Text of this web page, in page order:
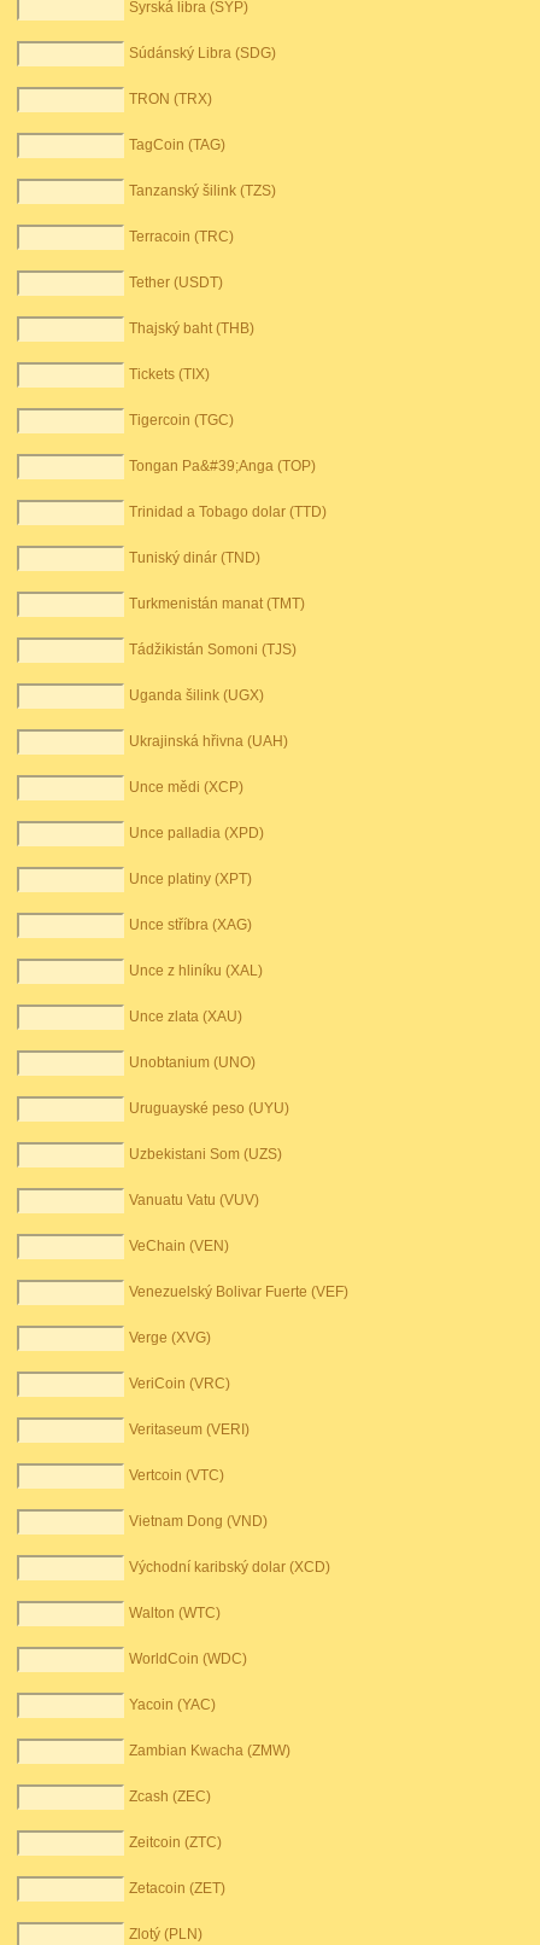
Syrská libra (SYP)
Súdánský Libra (SDG)
TRON (TRX)
TagCoin (TAG)
Tanzanský šilink (TZS)
Terracoin (TRC)
Tether (USDT)
Thajský baht (THB)
Tickets (TIX)
Tigercoin (TGC)
Tongan Pa&#39;Anga (TOP)
Trinidad a Tobago dolar (TTD)
Tuniský dinár (TND)
Turkmenistán manat (TMT)
Tádžikistán Somoni (TJS)
Uganda šilink (UGX)
Ukrajinská hřivna (UAH)
Unce mědi (XCP)
Unce palladia (XPD)
Unce platiny (XPT)
Unce stříbra (XAG)
Unce z hliníku (XAL)
Unce zlata (XAU)
Unobtanium (UNO)
Uruguayské peso (UYU)
Uzbekistani Som (UZS)
Vanuatu Vatu (VUV)
VeChain (VEN)
Venezuelský Bolivar Fuerte (VEF)
Verge (XVG)
VeriCoin (VRC)
Veritaseum (VERI)
Vertcoin (VTC)
Vietnam Dong (VND)
Východní karibský dolar (XCD)
Walton (WTC)
WorldCoin (WDC)
Yacoin (YAC)
Zambian Kwacha (ZMW)
Zcash (ZEC)
Zeitcoin (ZTC)
Zetacoin (ZET)
Zlotý (PLN)